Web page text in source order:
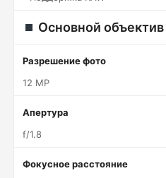
Основной объектив
Разрешение фото
12 MP
Апертура
f/1.8
Фокусное расстояние